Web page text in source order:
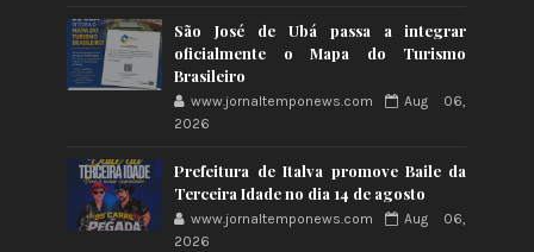
São José de Ubá passa a integrar
oficialmente o Mapa do Turismo
Brasileiro
www.jornaltemponews.com
Aug 06,
2026
Prefeitura de Italva promove Baile da
Terceira Idade no dia 14 de agosto
www.jornaltemponews.com
Aug 06,
2026